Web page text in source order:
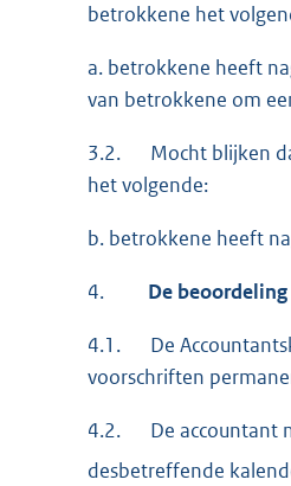
betrokkene het
a. betrokkene heeft
van betrokkene om
3.2. Mocht blijken
het volgende:
b. betrokkene heeft
4. De beoordeling
4.1. De
voorschriften
4.2. De accountant
desbetreffende